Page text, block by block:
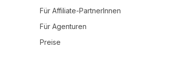
Für Affiliate-PartnerInnen
Für Agenturen
Preise